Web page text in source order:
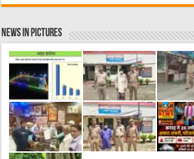
News in Pictures